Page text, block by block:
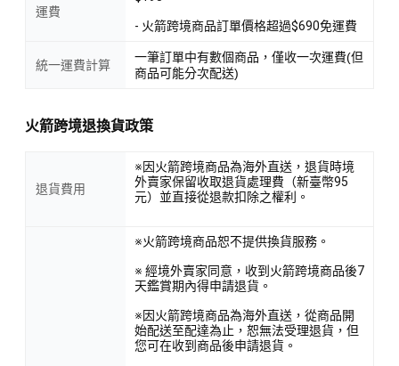
運費
- 火箭跨境商品訂單價格超過$690免運費
統一運費計算
一筆訂單中有數個商品，僅收一次運費(但
商品可能分次配送)
火箭跨境退換貨政策
退貨費用
※因火箭跨境商品為海外直送，退貨時境
外賣家保留收取退貨處理費（新臺幣95
元）並直接從退款扣除之權利。
※火箭跨境商品恕不提供換貨服務。
※ 經境外賣家同意，收到火箭跨境商品後7
天鑑賞期內得申請退貨。
※因火箭跨境商品為海外直送，從商品開
始配送至配達為止，恕無法受理退貨，但
您可在收到商品後申請退貨。